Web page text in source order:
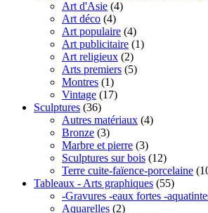
Art d'Asie (4)
Art déco (4)
Art populaire (4)
Art publicitaire (1)
Art religieux (2)
Arts premiers (5)
Montres (1)
Vintage (17)
Sculptures (36)
Autres matériaux (4)
Bronze (3)
Marbre et pierre (3)
Sculptures sur bois (12)
Terre cuite-faïence-porcelaine
Tableaux - Arts graphiques (55)
-Gravures -eaux fortes -
Aquarelles (2)